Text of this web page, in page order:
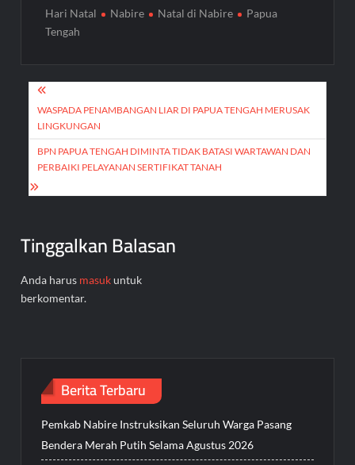
Hari Natal Nabire Natal di Nabire
Papua
Tengah
Navigasi
pos
WASPADA PENAMBANGAN LIAR DI PAPUA TENGAH MERUSAK
LINGKUNGAN
BPN PAPUA TENGAH DIMINTA TIDAK BATASI WARTAWAN DAN
PERBAIKI PELAYANAN SERTIFIKAT TANAH
Tinggalkan Balasan
Anda harus masukuntuk
berkomentar.
Berita Terbaru
Pemkab Nabire Instruksikan Seluruh Warga Pasang
Bendera Merah Putih Selama Agustus 2026